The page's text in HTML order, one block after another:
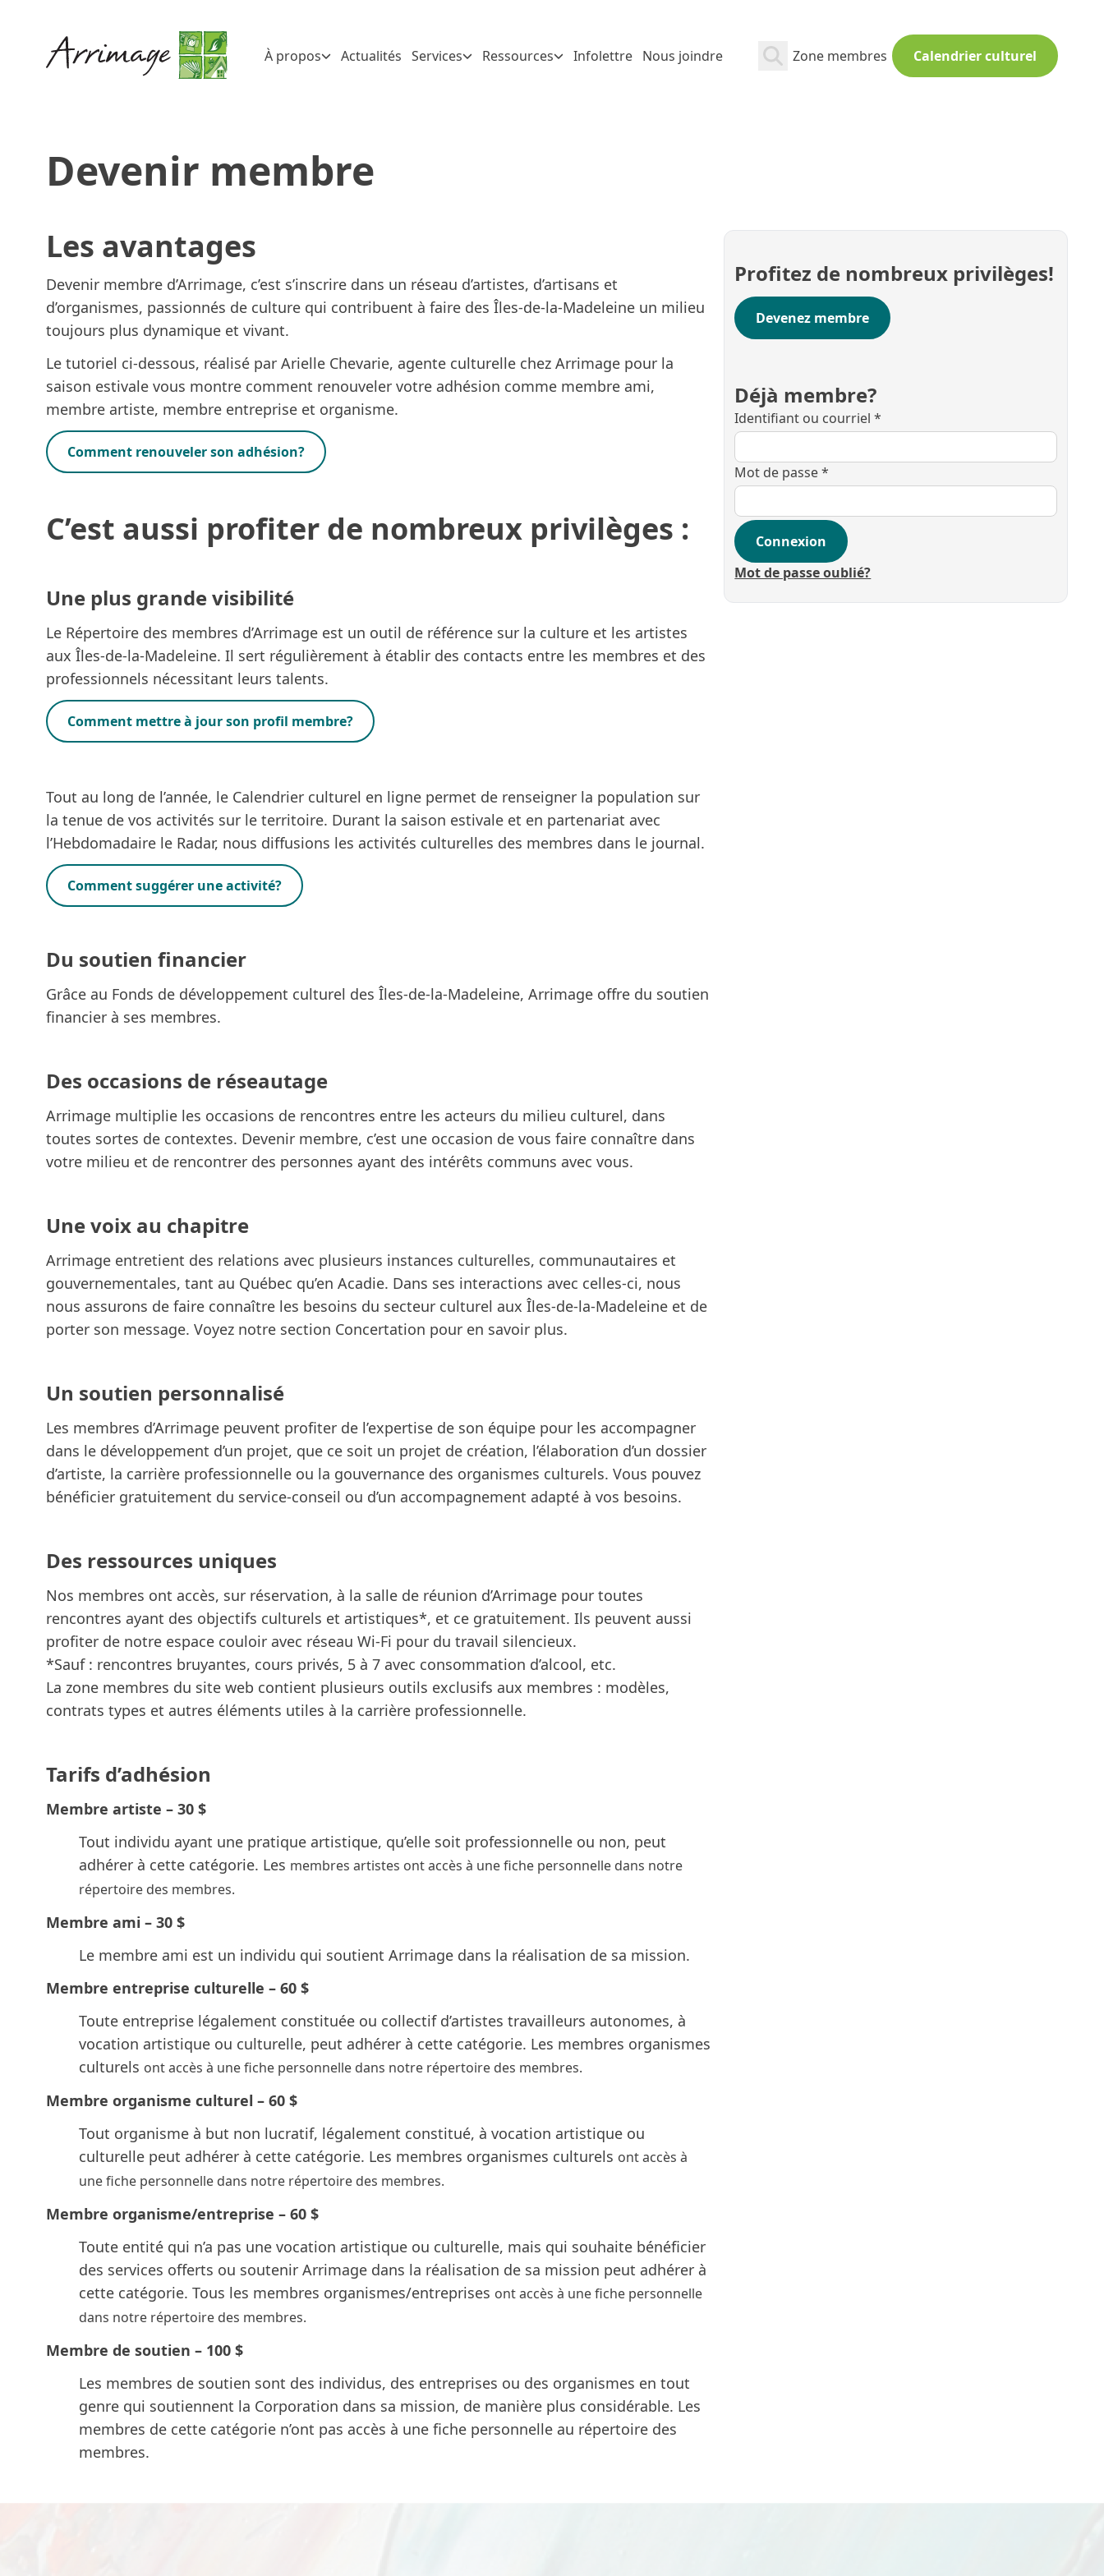
À propos Actualités Services Ressources Infolettre Nous joindre Zone membres Calendrier culturel
Devenir membre
Les avantages
Devenir membre d’Arrimage, c’est s’inscrire dans un réseau d’artistes, d’artisans et
d’organismes, passionnés de culture qui contribuent à faire des Îles-de-la-Madeleine un milieu
toujours plus dynamique et vivant.
Le tutoriel ci-dessous, réalisé par Arielle Chevarie, agente culturelle chez Arrimage pour la
saison estivale vous montre comment renouveler votre adhésion comme membre ami,
membre artiste, membre entreprise et organisme.
Comment renouveler son adhésion?
C’est aussi profiter de nombreux privilèges :
Une plus grande visibilité
Le Répertoire des membres d’Arrimage est un outil de référence sur la culture et les artistes
aux Îles-de-la-Madeleine. Il sert régulièrement à établir des contacts entre les membres et des
professionnels nécessitant leurs talents.
Comment mettre à jour son profil membre?
Tout au long de l’année, le Calendrier culturel en ligne permet de renseigner la population sur
la tenue de vos activités sur le territoire. Durant la saison estivale et en partenariat avec
l’Hebdomadaire le Radar, nous diffusions les activités culturelles des membres dans le journal.
Comment suggérer une activité?
Du soutien financier
Grâce au Fonds de développement culturel des Îles-de-la-Madeleine, Arrimage offre du soutien
financier à ses membres.
Des occasions de réseautage
Arrimage multiplie les occasions de rencontres entre les acteurs du milieu culturel, dans
toutes sortes de contextes. Devenir membre, c’est une occasion de vous faire connaître dans
votre milieu et de rencontrer des personnes ayant des intérêts communs avec vous.
Une voix au chapitre
Arrimage entretient des relations avec plusieurs instances culturelles, communautaires et
gouvernementales, tant au Québec qu’en Acadie. Dans ses interactions avec celles-ci, nous
nous assurons de faire connaître les besoins du secteur culturel aux Îles-de-la-Madeleine et de
porter son message. Voyez notre section Concertation pour en savoir plus.
Un soutien personnalisé
Les membres d’Arrimage peuvent profiter de l’expertise de son équipe pour les accompagner
dans le développement d’un projet, que ce soit un projet de création, l’élaboration d’un dossier
d’artiste, la carrière professionnelle ou la gouvernance des organismes culturels. Vous pouvez
bénéficier gratuitement du service-conseil ou d’un accompagnement adapté à vos besoins.
Des ressources uniques
Nos membres ont accès, sur réservation, à la salle de réunion d’Arrimage pour toutes
rencontres ayant des objectifs culturels et artistiques*, et ce gratuitement. Ils peuvent aussi
profiter de notre espace couloir avec réseau Wi-Fi pour du travail silencieux.
*Sauf : rencontres bruyantes, cours privés, 5 à 7 avec consommation d’alcool, etc.
La zone membres du site web contient plusieurs outils exclusifs aux membres : modèles,
contrats types et autres éléments utiles à la carrière professionnelle.
Tarifs d’adhésion
Membre artiste – 30 $
Tout individu ayant une pratique artistique, qu’elle soit professionnelle ou non, peut
adhérer à cette catégorie. Les membres artistes ont accès à une fiche personnelle dans notre
répertoire des membres.
Membre ami – 30 $
Le membre ami est un individu qui soutient Arrimage dans la réalisation de sa mission.
Membre entreprise culturelle – 60 $
Toute entreprise légalement constituée ou collectif d’artistes travailleurs autonomes, à
vocation artistique ou culturelle, peut adhérer à cette catégorie. Les membres organismes
culturels ont accès à une fiche personnelle dans notre répertoire des membres.
Membre organisme culturel – 60 $
Tout organisme à but non lucratif, légalement constitué, à vocation artistique ou
culturelle peut adhérer à cette catégorie. Les membres organismes culturels ont accès à
une fiche personnelle dans notre répertoire des membres.
Membre organisme/entreprise – 60 $
Toute entité qui n’a pas une vocation artistique ou culturelle, mais qui souhaite bénéficier
des services offerts ou soutenir Arrimage dans la réalisation de sa mission peut adhérer à
cette catégorie. Tous les membres organismes/entreprises ont accès à une fiche personnelle
dans notre répertoire des membres.
Membre de soutien – 100 $
Les membres de soutien sont des individus, des entreprises ou des organismes en tout
genre qui soutiennent la Corporation dans sa mission, de manière plus considérable. Les
membres de cette catégorie n’ont pas accès à une fiche personnelle au répertoire des
membres.
Profitez de nombreux privilèges!
Devenez membre
Déjà membre?
Identifiant ou courriel*
Mot de passe*
Connexion
Mot de passe oublié?